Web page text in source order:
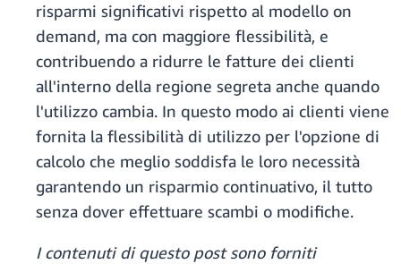
risparmi significativi rispetto al modello on
demand, ma con maggiore flessibilità, e
contribuendo a ridurre le fatture dei clienti
all'interno della regione segreta anche quando
l'utilizzo cambia. In questo modo ai clienti viene
fornita la flessibilità di utilizzo per l'opzione di
calcolo che meglio soddisfa le loro necessità
garantendo un risparmio continuativo, il tutto
senza dover effettuare scambi o modifiche.
I contenuti di questo post sono forniti